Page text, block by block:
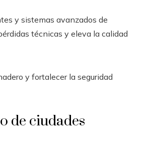
y sistemas avanzados de
técnicas y eleva la calidad
y fortalecer la seguridad
de ciudades